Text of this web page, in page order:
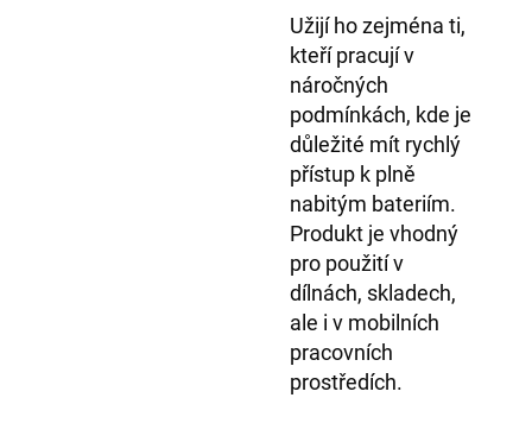
Užijí ho zejména ti,
kteří pracují v
náročných
podmínkách, kde je
důležité mít rychlý
přístup k plně
nabitým bateriím.
Produkt je vhodný
pro použití v
dílnách, skladech,
ale i v mobilních
pracovních
prostředích.